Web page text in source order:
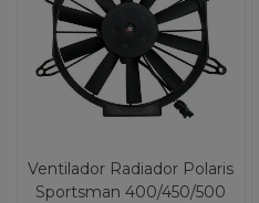
Ventilador Radiador Polaris
Sportsman 400/450/500